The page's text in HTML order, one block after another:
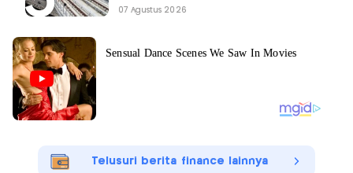
07 Agustus 2026
Telusuri berita finance lainnya